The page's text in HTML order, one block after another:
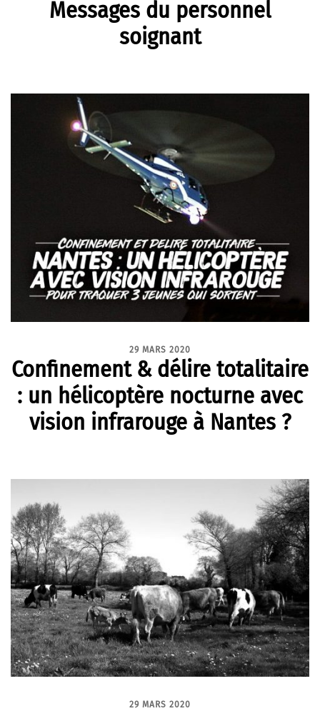
Messages du personnel
soignant
29 MARS 2020
Confinement & délire totalitaire
: un hélicoptère nocturne avec
vision infrarouge à Nantes ?
29 MARS 2020